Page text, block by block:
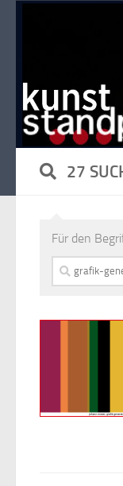
27
Für den
Suchen
nach: